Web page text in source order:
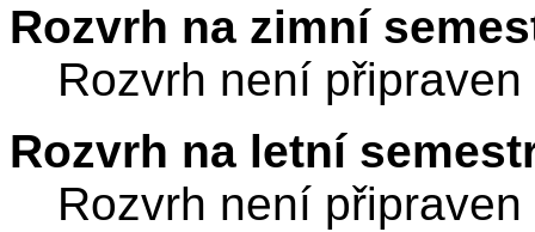
Rozvrh na zimní
Rozvrh není připraven
Rozvrh na letní
Rozvrh není připraven